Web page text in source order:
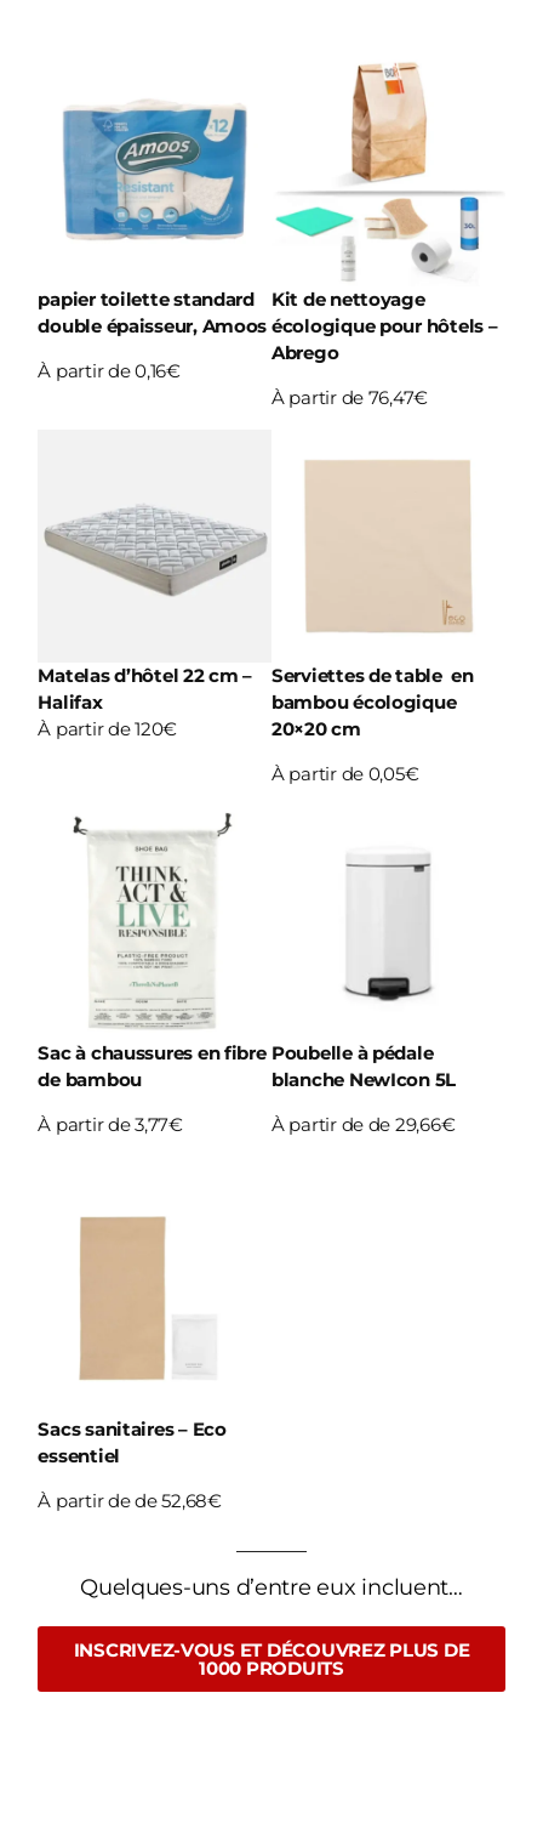
papier toilette standard
double épaisseur, Amoos
À partir de 0,16€
Kit de nettoyage
écologique pour hôtels –
Abrego
À partir de 76,47€
Matelas d’hôtel 22 cm –
Halifax
À partir de 120€
Serviettes de table en
bambou écologique
20×20 cm
À partir de 0,05€
Sac à chaussures en fibre
de bambou
À partir de 3,77€
Poubelle à pédale
blanche NewIcon 5L
À partir de de 29,66€
Sacs sanitaires – Eco
essentiel
À partir de de 52,68€
Quelques-uns d’entre eux incluent…
INSCRIVEZ-VOUS ET DÉCOUVREZ PLUS DE
1000 PRODUITS